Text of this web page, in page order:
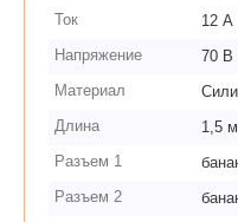
Ток
12 А
Напряжение
70 В
Материал
Длина
1,5 м
Разъем 1
Разъем 2